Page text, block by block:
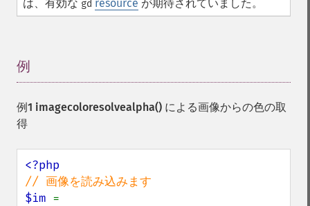
は、有効な gd resource が期待されていました。
例
例1 imagecoloresolvealpha() による画像からの色の取
得
$im